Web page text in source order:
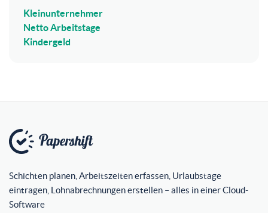
Kleinunternehmer
Netto Arbeitstage
Kindergeld
Schichten planen, Arbeitszeiten erfassen, Urlaubstage
eintragen, Lohnabrechnungen erstellen – alles in einer Cloud-
Software